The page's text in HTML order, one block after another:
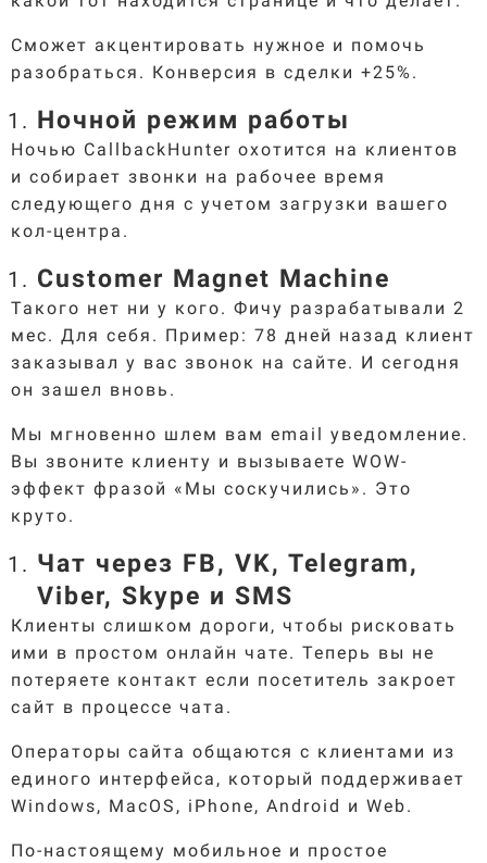
Сможет акцентировать нужное и помочь
разобраться. Конверсия в сделки +25%.
Ночной режим работы
Ночью CallbackHunter охотится на клиентов
и собирает звонки на рабочее время
следующего дня с учетом загрузки вашего
кол-центра.
Customer Magnet Machine
Такого нет ни у кого. Фичу разрабатывали 2
мес. Для себя. Пример: 78 дней назад клиент
заказывал у вас звонок на сайте. И сегодня
он зашел вновь.
Мы мгновенно шлем вам email уведомление.
Вы звоните клиенту и вызываете WOW-
эффект фразой «Мы соскучились». Это
круто.
Чат через FB, VK, Telegram,
Viber, Skype и SMS
Клиенты слишком дороги, чтобы рисковать
ими в простом онлайн чате. Теперь вы не
потеряете контакт если посетитель закроет
сайт в процессе чата.
Операторы сайта общаются с клиентами из
единого интерфейса, который поддерживает
Windows, MacOS, iPhone, Android и Web.
По-настоящему мобильное и простое